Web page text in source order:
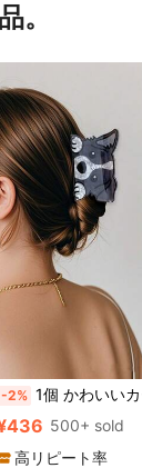
。
-2% 1個 かわいいカートゥーン犬型 PVC素材 中サイズ ヘアクリ
500+ sold
高リピート率